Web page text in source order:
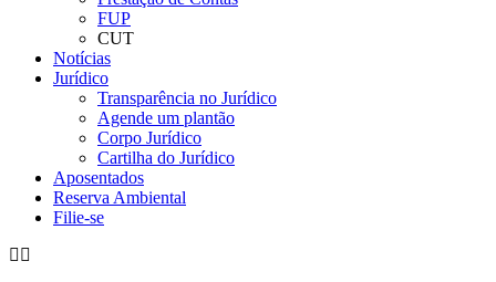
FUP
CUT
Notícias
Jurídico
Transparência no Jurídico
Agende um plantão
Corpo Jurídico
Cartilha do Jurídico
Aposentados
Reserva Ambiental
Filie-se